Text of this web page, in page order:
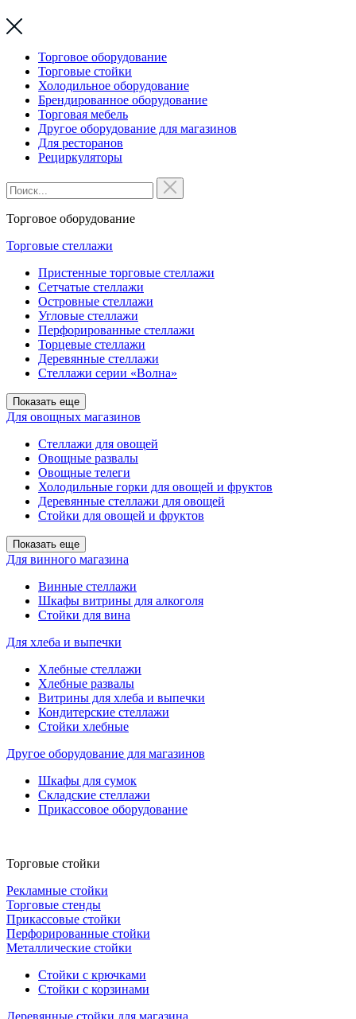
Торговое оборудование
Торговые стойки
Холодильное оборудование
Брендированное оборудование
Торговая мебель
Другое оборудование для магазинов
Для ресторанов
Рециркуляторы
Торговое оборудование
Торговые стеллажи
Пристенные торговые стеллажи
Сетчатые стеллажи
Островные стеллажи
Угловые стеллажи
Перфорированные стеллажи
Торцевые стеллажи
Деревянные стеллажи
Стеллажи серии «Волна»
Показать еще
Для овощных магазинов
Стеллажи для овощей
Овощные развалы
Овощные телеги
Холодильные горки для овощей и фруктов
Деревянные стеллажи для овощей
Стойки для овощей и фруктов
Показать еще
Для винного магазина
Винные стеллажи
Шкафы витрины для алкоголя
Стойки для вина
Для хлеба и выпечки
Хлебные стеллажи
Хлебные развалы
Витрины для хлеба и выпечки
Кондитерские стеллажи
Стойки хлебные
Другое оборудование для магазинов
Шкафы для сумок
Складские стеллажи
Прикассовое оборудование
Торговые стойки
Рекламные стойки
Торговые стенды
Прикассовые стойки
Перфорированные стойки
Металлические стойки
Стойки с крючками
Стойки с корзинами
Деревянные стойки для магазина